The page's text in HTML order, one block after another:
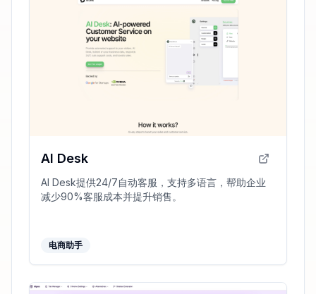
AI Desk
AI Desk提供24/7自动客服，支持多语言，帮助企业
减少90%客服成本并提升销售。
电商助手